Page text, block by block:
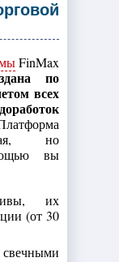
FinMax
по
всех
но
вы
их
(от 30